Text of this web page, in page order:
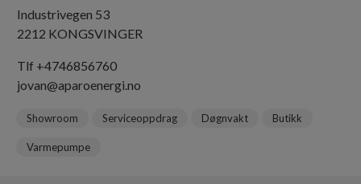
Industrivegen 53
2212 KONGSVINGER
Tlf +4746856760
jovan@aparoenergi.no
Butikk
Døgnvakt
Serviceoppdrag
Showroom
Varmepumpe